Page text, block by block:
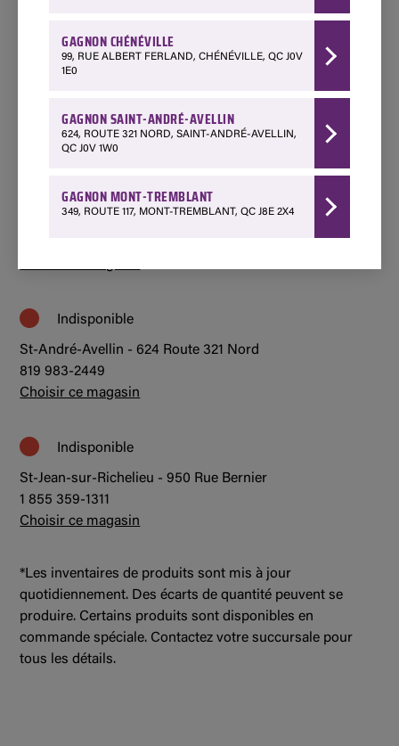
GAGNON CHÉNÉVILLE
99, RUE ALBERT FERLAND, CHÉNÉVILLE, QC J0V
1E0
GAGNON SAINT-ANDRÉ-AVELLIN
624, ROUTE 321 NORD, SAINT-ANDRÉ-AVELLIN,
QC J0V 1W0
GAGNON MONT-TREMBLANT
349, ROUTE 117, MONT-TREMBLANT, QC J8E 2X4
Disponible
1 888 428-3903
Choisir ce magasin
Indisponible
Indisponible
St-André-Avellin - 624 Route 321 Nord
819 983-2449
Choisir ce magasin
Indisponible
St-Jean-sur-Richelieu - 950 Rue Bernier
1 855 359-1311
Choisir ce magasin
*Les inventaires de produits sont mis à jour
quotidiennement. Des écarts de quantité peuvent se
produire. Certains produits sont disponibles en
commande spéciale. Contactez votre succursale pour
tous les détails.